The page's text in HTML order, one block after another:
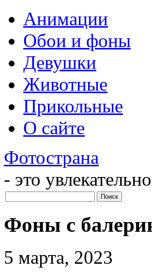
Анимации
Обои и фоны
Девушки
Животные
Прикольные
О сайте
Фотострана
- это
Фоны с
5 марта, 2023